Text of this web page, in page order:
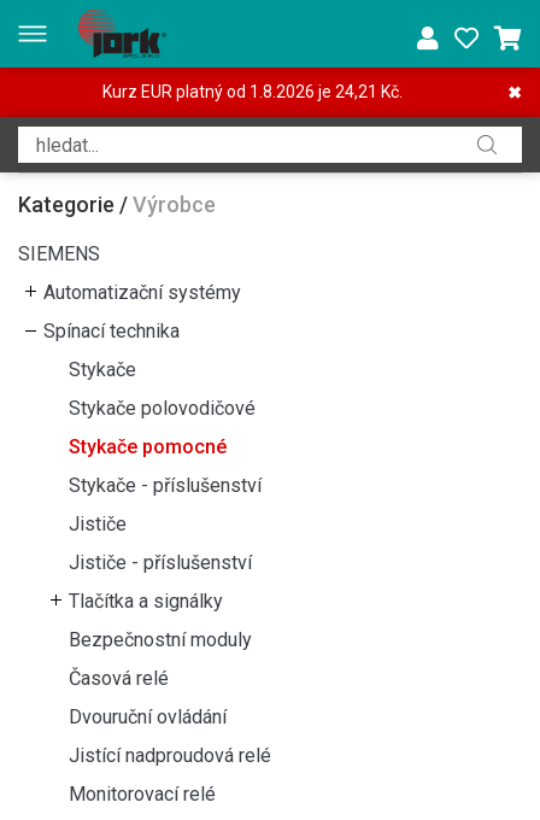
✖
Kurz EUR platný od 1.8.2026 je 24,21 Kč.
Kategorie /Výrobce
SIEMENS
Automatizační systémy
Spínací technika
Stykače
Stykače polovodičové
Stykače pomocné
Stykače - příslušenství
Jističe
Jističe - příslušenství
Tlačítka a signálky
Bezpečnostní moduly
Časová relé
Dvouruční ovládání
Jistící nadproudová relé
Monitorovací relé